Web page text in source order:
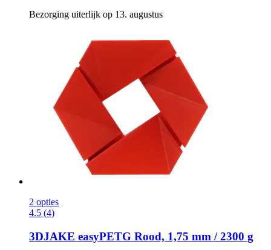
Bezorging uiterlijk op 13. augustus
2 opties
4.5 (4)
3DJAKE easyPETG Rood, 1,75 mm / 2300 g